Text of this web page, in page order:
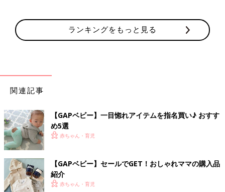
こちらはmariaさんの購入品で、タイツとニットベストです。こ
ちらの方はブラナンベアが可愛すぎて思わず爆買いしてしまった
んだとか！着回しやすいアイボリーカラーで、色味のあるトップ
スとの組み合わせも楽しめそうですよね。
帽子や靴などの小物もGET！
ランキングをもっと見る
関連記事
【GAPベビー】一目惚れアイテムを指名買い♪ おすす
め5選
赤ちゃん・育児
【GAPベビー】セールでGET！おしゃれママの購入品
紹介
赤ちゃん・育児